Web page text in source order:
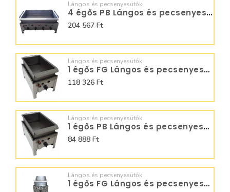
Lángos és pecsenyesütők
4 égős PB Lángos és pecsenyesütő - BGT-4 LRM
204 567 Ft
Lángos és pecsenyesütők
1 égős FG Lángos és pecsenyesütő - BGT-1.1 LRMO
118 326 Ft
Lángos és pecsenyesütők
1 égős PB Lángos és pecsenyesütő - BGT-1 LO
84 888 Ft
Lángos és pecsenyesütők
1 égős FG Lángos és pecsenyesütő - BGS-1.1 L